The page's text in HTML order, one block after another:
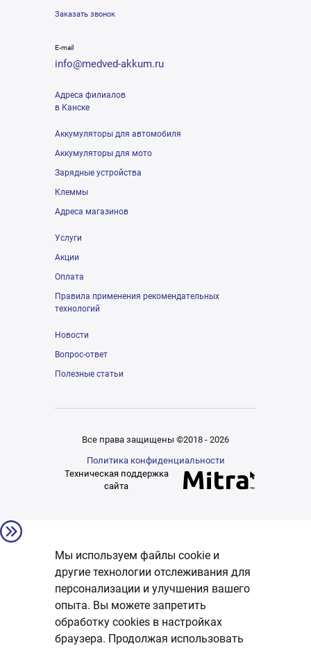
Заказать звонок
E-mail
info@medved-akkum.ru
Адреса филиалов
в Канске
Аккумуляторы для автомобиля
Аккумуляторы для мото
Зарядные устройства
Клеммы
Адреса магазинов
Услуги
Акции
Оплата
Правила применения рекомендательных
технологий
Новости
Вопрос-ответ
Полезные статьи
Все права защищены ©2018 - 2026
Политика конфиденциальности
Техническая поддержка
сайта
Мы используем файлы cookie и
другие технологии отслеживания для
персонализации и улучшения вашего
опыта. Вы можете запретить
обработку сookies в настройках
браузера. Продолжая использовать